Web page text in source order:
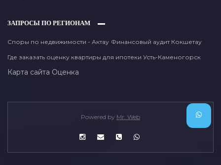
ЗАПРОСЫ ПО РЕГИОНАМ
Споры по недвижимости - Актау Финансовый аудит Кокшетау
Где заказать оценку квартиры для ипотеки Усть-Каменогорск
Карта сайта Оценка
Powered by Mr. Web